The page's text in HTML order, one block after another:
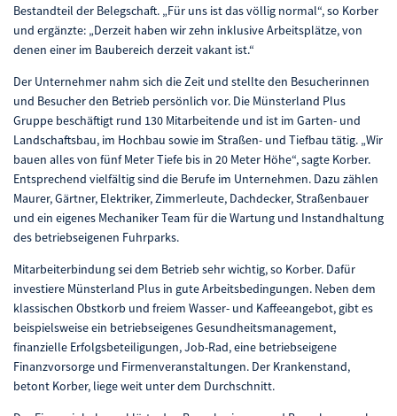
Bestandteil der Belegschaft. „Für uns ist das völlig normal“, so Korber
und ergänzte: „Derzeit haben wir zehn inklusive Arbeitsplätze, von
denen einer im Baubereich derzeit vakant ist.“
Der Unternehmer nahm sich die Zeit und stellte den Besucherinnen
und Besucher den Betrieb persönlich vor. Die Münsterland Plus
Gruppe beschäftigt rund 130 Mitarbeitende und ist im Garten- und
Landschaftsbau, im Hochbau sowie im Straßen- und Tiefbau tätig. „Wir
bauen alles von fünf Meter Tiefe bis in 20 Meter Höhe“, sagte Korber.
Entsprechend vielfältig sind die Berufe im Unternehmen. Dazu zählen
Maurer, Gärtner, Elektriker, Zimmerleute, Dachdecker, Straßenbauer
und ein eigenes Mechaniker Team für die Wartung und Instandhaltung
des betriebseigenen Fuhrparks.
Mitarbeiterbindung sei dem Betrieb sehr wichtig, so Korber. Dafür
investiere Münsterland Plus in gute Arbeitsbedingungen. Neben dem
klassischen Obstkorb und freiem Wasser- und Kaffeeangebot, gibt es
beispielsweise ein betriebseigenes Gesundheitsmanagement,
finanzielle Erfolgsbeteiligungen, Job-Rad, eine betriebseigene
Finanzvorsorge und Firmenveranstaltungen. Der Krankenstand,
betont Korber, liege weit unter dem Durchschnitt.